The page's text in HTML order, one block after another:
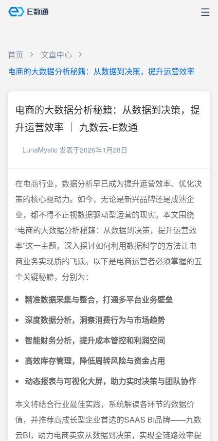
首页
文章中心
电商的大数据分析秘籍：从数据到决策，提升运营效率
电商的大数据分析秘籍：从数据到决策，提
升运营效率 ｜ 九数云-E数通
LunaMystic 发表于2026年1月28日
在电商行业，数据分析早已成为提升运营效率、优化决
策的核心驱动力。如今，无论是新兴品牌还是成熟企
业，都不得不正视数据驱动型运营的现实。本文围绕
“电商的大数据分析秘籍：从数据到决策，提升运营效
率”这一主题，深入探讨如何利用数据科学的方法让电
商业务实现质的飞跃。以下是电商运营者必须掌握的五
个关键秘籍，分别为：
精准数据采集与整合，打通多平台业务壁垒
深度数据分析，洞察消费行为与市场趋势
智能财务分析，提升成本管控和利润空间
高效库存管理，降低周转风险与资金占用
动态报表与可视化大屏，助力实时决策与团队协作
本文将结合行业最佳实践，系统解读各环节的数据价
值，并推荐高成长型企业首选的SAAS BI品牌——九数
云BI，助力电商卖家从数据到决策，实现全链路效率提